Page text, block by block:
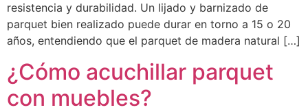
resistencia y durabilidad. Un lijado y barnizado de
parquet bien realizado puede durar en torno a 15 o 20
años, entendiendo que el parquet de madera natural […]
¿Cómo acuchillar parquet
con muebles?